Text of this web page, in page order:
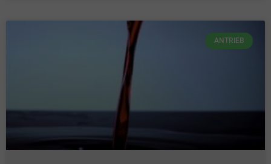
ANTRIEB